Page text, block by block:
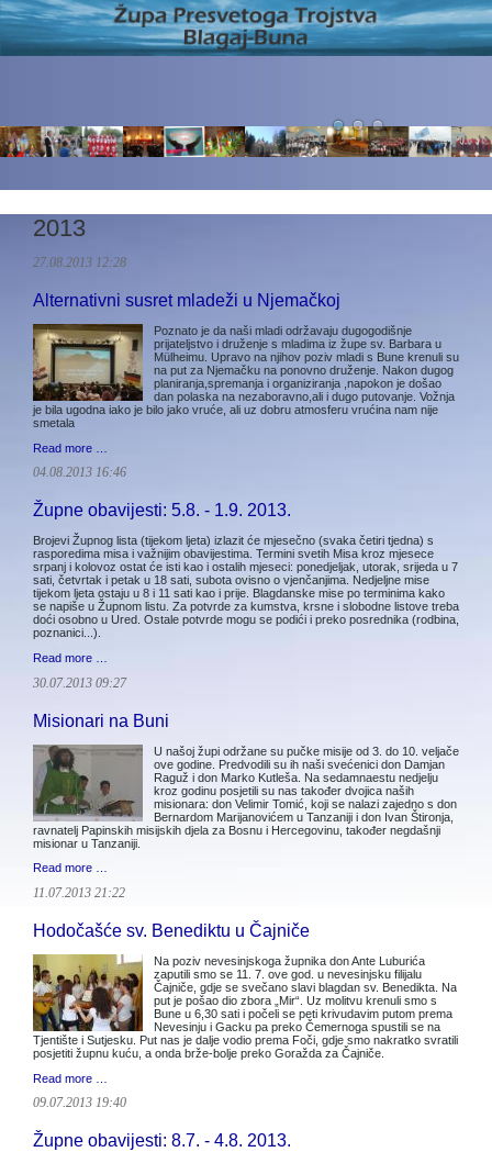
2013
27.08.2013 12:28
Alternativni susret mladeži u Njemačkoj
Poznato je da naši mladi održavaju dugogodišnje
prijateljstvo i druženje s mladima iz župe sv. Barbara u
Mülheimu. Upravo na njihov poziv mladi s Bune krenuli su
na put za Njemačku na ponovno druženje. Nakon dugog
planiranja,spremanja i organiziranja ,napokon je došao
dan polaska na nezaboravno,ali i dugo putovanje. Vožnja
je bila ugodna iako je bilo jako vruće, ali uz dobru atmosferu vrućina nam nije
smetala
Read more …
04.08.2013 16:46
Župne obavijesti: 5.8. - 1.9. 2013.
Brojevi Župnog lista (tijekom ljeta) izlazit će mjesečno (svaka četiri tjedna) s
rasporedima misa i važnijim obavijestima. Termini svetih Misa kroz mjesece
srpanj i kolovoz ostat će isti kao i ostalih mjeseci: ponedjeljak, utorak, srijeda u 7
sati, četvrtak i petak u 18 sati, subota ovisno o vjenčanjima. Nedjeljne mise
tijekom ljeta ostaju u 8 i 11 sati kao i prije. Blagdanske mise po terminima kako
se napiše u Župnom listu. Za potvrde za kumstva, krsne i slobodne listove treba
doći osobno u Ured. Ostale potvrde mogu se podići i preko posrednika (rodbina,
poznanici...).
Read more …
30.07.2013 09:27
Misionari na Buni
U našoj župi održane su pučke misije od 3. do 10. veljače
ove godine. Predvodili su ih naši svećenici don Damjan
Raguž i don Marko Kutleša. Na sedamnaestu nedjelju
kroz godinu posjetili su nas također dvojica naših
misionara: don Velimir Tomić, koji se nalazi zajedno s don
Bernardom Marijanovićem u Tanzaniji i don Ivan Štironja,
ravnatelj Papinskih misijskih djela za Bosnu i Hercegovinu, također negdašnji
misionar u Tanzaniji.
Read more …
11.07.2013 21:22
Hodočašće sv. Benediktu u Čajniče
Na poziv nevesinjskoga župnika don Ante Luburića
zaputili smo se 11. 7. ove god. u nevesinjsku filijalu
Čajniče, gdje se svečano slavi blagdan sv. Benedikta. Na
put je pošao dio zbora „Mir“. Uz molitvu krenuli smo s
Bune u 6,30 sati i počeli se peti krivudavim putom prema
Nevesinju i Gacku pa preko Čemernoga spustili se na
Tjentište i Sutjesku. Put nas je dalje vodio prema Foči, gdje smo nakratko svratili
posjetiti župnu kuću, a onda brže-bolje preko Goražda za Čajniče.
Read more …
09.07.2013 19:40
Župne obavijesti: 8.7. - 4.8. 2013.